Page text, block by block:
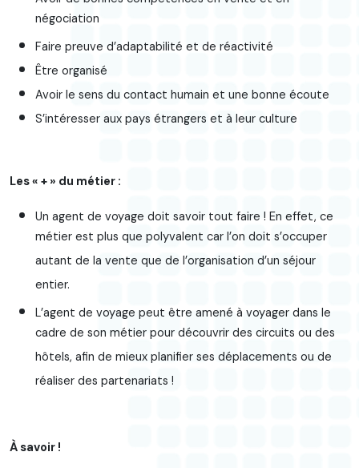
négociation
Faire preuve d’adaptabilité et de réactivité
Être organisé
Avoir le sens du contact humain et une bonne écoute
S’intéresser aux pays étrangers et à leur culture
Les « + » du métier :
Un agent de voyage doit savoir tout faire ! En effet, ce
métier est plus que polyvalent car l’on doit s’occuper
autant de la vente que de l’organisation d’un séjour
entier.
L’agent de voyage peut être amené à voyager dans le
cadre de son métier pour découvrir des circuits ou des
hôtels, afin de mieux planifier ses déplacements ou de
réaliser des partenariats !
À savoir !